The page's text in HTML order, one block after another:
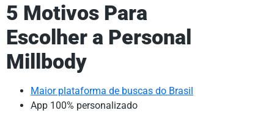
5 Motivos Para
Escolher a Personal
Millbody
Maior plataforma de buscas do Brasil
App 100% personalizado